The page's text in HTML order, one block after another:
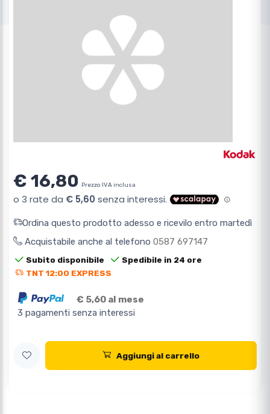
€ 16,80 Prezzo IVA inclusa
Ordina questo prodotto adesso e ricevilo entro martedì
Acquistabile anche al telefono 0587 697147
Subito disponibile
Spedibile in 24 ore
TNT 12:00 EXPRESS
€ 5,60 al mese
3 pagamenti senza interessi
Aggiungi al carrello